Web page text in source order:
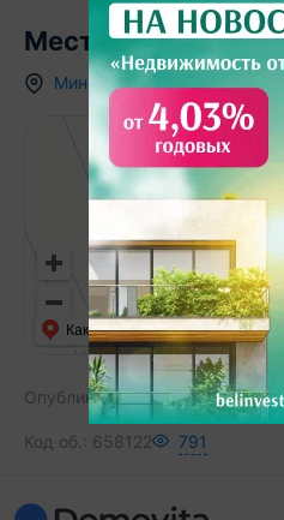
Местоположение
Минская область, д. Кухтичи
Как добраться API Карт
Опубликовано:04.04.2026
Код об.: 658122 791